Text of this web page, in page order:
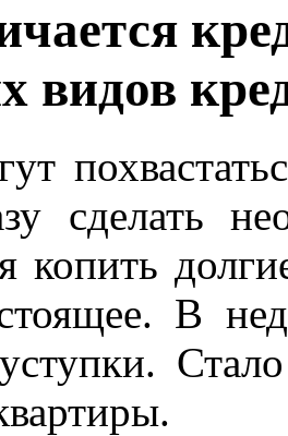
видов
сделать
копить
В